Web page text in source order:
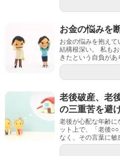
お金の悩みを
お金の悩みを抱えて
結構根深い。 私も
きたという自負があ
老後破産、老
の三重苦を避
老後が心配な年齢に
ット上で、「老後
なく、その言葉に敏